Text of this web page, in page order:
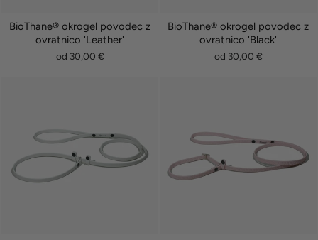
BioThane® okrogel povodec z
ovratnico 'Leather'
od 30,00 €
BioThane® okrogel povodec z
ovratnico 'Black'
od 30,00 €